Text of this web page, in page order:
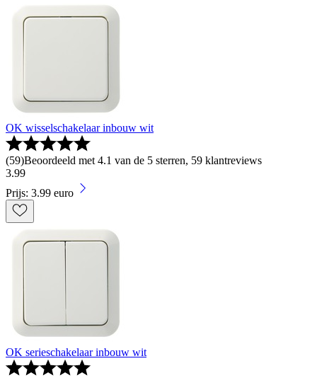
OK wisselschakelaar inbouw wit
(59)Beoordeeld met 4.1 van de 5 sterren, 59 klantreviews
3.99
Prijs: 3.99 euro
OK serieschakelaar inbouw wit